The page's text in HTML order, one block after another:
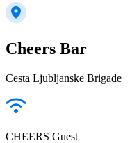
Cheers Bar
Cesta Ljubljanske Brigade
CHEERS Guest